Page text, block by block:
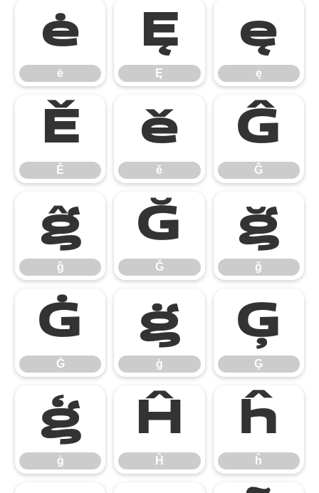
ė
ė
Ę
Ę
ę
ę
Ě
Ě
ě
ě
Ĝ
Ĝ
ĝ
ĝ
Ğ
Ğ
ğ
ğ
Ġ
Ġ
ġ
ġ
Ģ
Ģ
ģ
ģ
Ĥ
Ĥ
ĥ
ĥ